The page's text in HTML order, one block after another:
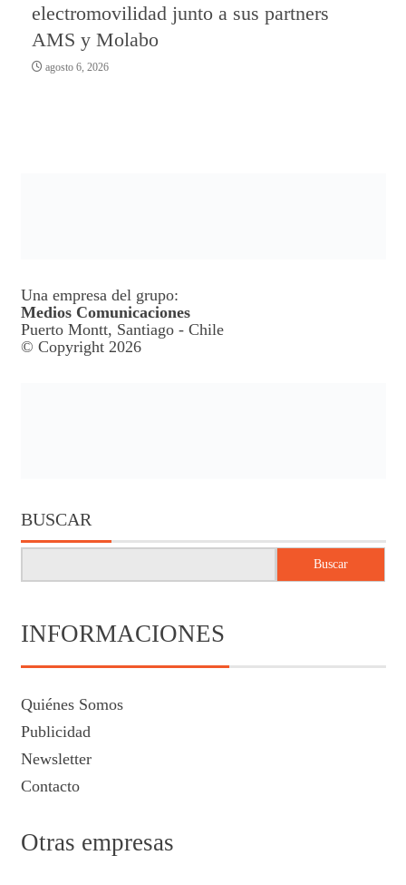
electromovilidad junto a sus partners
AMS y Molabo
agosto 6, 2026
Una empresa del grupo:
Medios Comunicaciones
Puerto Montt, Santiago - Chile
© Copyright 2026
BUSCAR
Buscar
INFORMACIONES
Quiénes Somos
Publicidad
Newsletter
Contacto
Otras empresas